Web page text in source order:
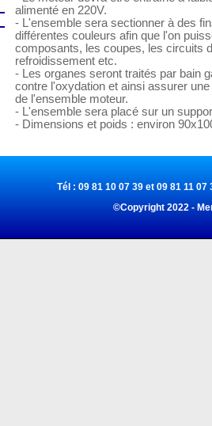
alimenté en 220V.
- L'ensemble sera sectionner à des
différentes couleurs afin que l'on
composants, les coupes, les circuits
refroidissement etc.
- Les organes seront traités par bain
contre l'oxydation et ainsi assurer
de l'ensemble moteur.
- L'ensemble sera placé sur un
- Dimensions et poids : environ
Tél : 09 81 10 07 39 et 09 81 11
©Copyright 2022 -